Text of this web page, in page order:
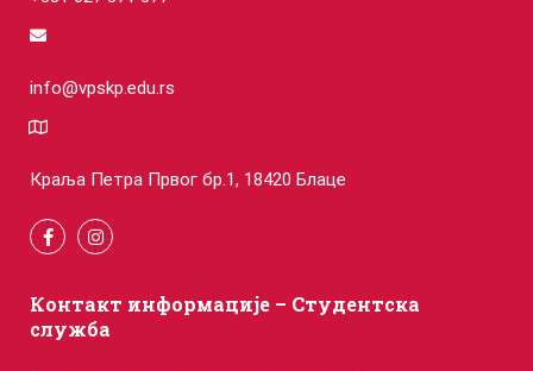
info@vpskp.edu.rs
Краља Петра Првог бр.1, 18420 Блаце
Контакт информације – Студентска
служба